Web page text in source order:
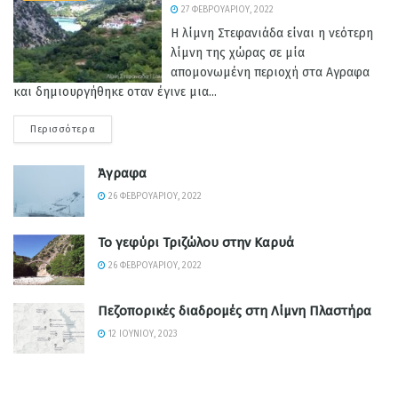
27 ΦΕΒΡΟΥΑΡΊΟΥ, 2022
Η λίμνη Στεφανιάδα είναι η νεότερη
λίμνη της χώρας σε μία
απομονωμένη περιοχή στα Αγραφα
και δημιουργήθηκε οταν έγινε μια...
Περισσότερα
Άγραφα
26 ΦΕΒΡΟΥΑΡΊΟΥ, 2022
Το γεφύρι Τριζώλου στην Καρυά
26 ΦΕΒΡΟΥΑΡΊΟΥ, 2022
Πεζοπορικές διαδρομές στη Λίμνη Πλαστήρα
12 ΙΟΥΝΊΟΥ, 2023